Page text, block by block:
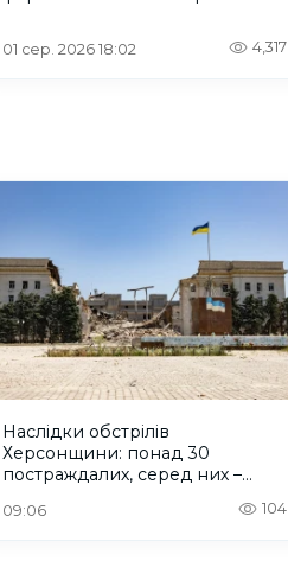
01 сер. 2026 18:02 4,317
Наслідки обстрілів
Херсонщини: понад 30
постраждалих, серед них –
09:06 104